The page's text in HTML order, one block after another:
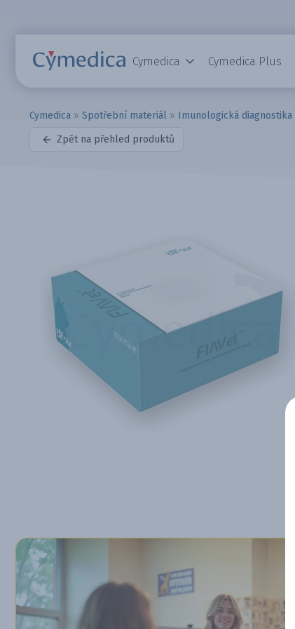
Cymedica Cymedica Plus
Cymedica » Spotřební materiál » Imunologická diagnostika
Zpět na přehled produktů